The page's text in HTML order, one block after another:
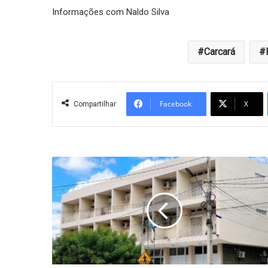
Informações com Naldo Silva
Carcará
Compartilhar Facebook X
Processo
seletivo
aberto
com
diversas
vagas
no
município
de